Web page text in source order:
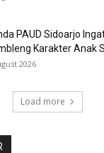
PAUD Sidoarjo
Karakter Anak
2026
Load more